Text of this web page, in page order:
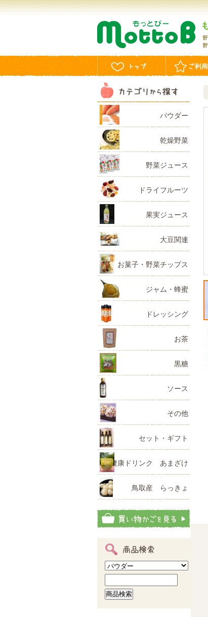
パウダー
乾燥野菜
野菜ジュース
ドライフルーツ
果実ジュース
大豆関連
お菓子・野菜チップス
ジャム・蜂蜜
ドレッシング
お茶
黒糖
ソース
その他
セット・ギフト
健康ドリンク あまざけ
鳥取産 らっきょ
商品検索